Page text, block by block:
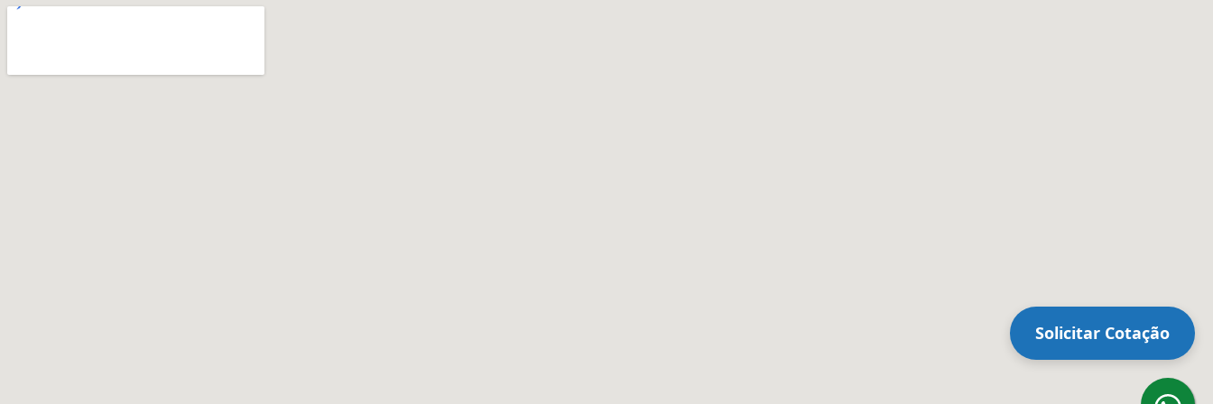
Solicitar Cotação